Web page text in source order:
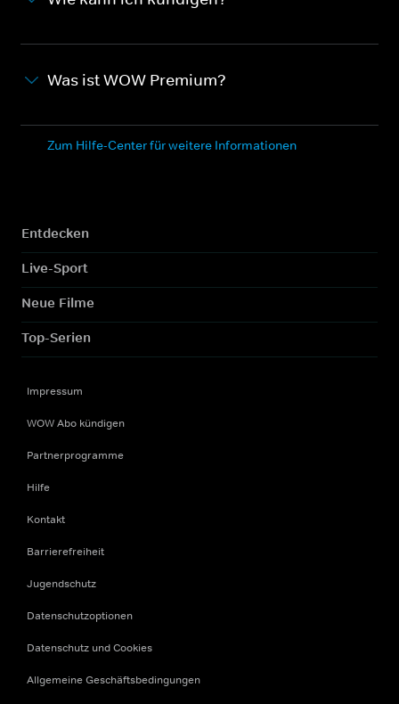
Was ist WOW Premium?
Zum Hilfe-Center für weitere Informationen
Entdecken
Live-Sport
Neue Filme
Top-Serien
Impressum
WOW Abo kündigen
Partnerprogramme
Hilfe
Kontakt
Barrierefreiheit
Jugendschutz
Datenschutzoptionen
Datenschutz und Cookies
Allgemeine Geschäftsbedingungen